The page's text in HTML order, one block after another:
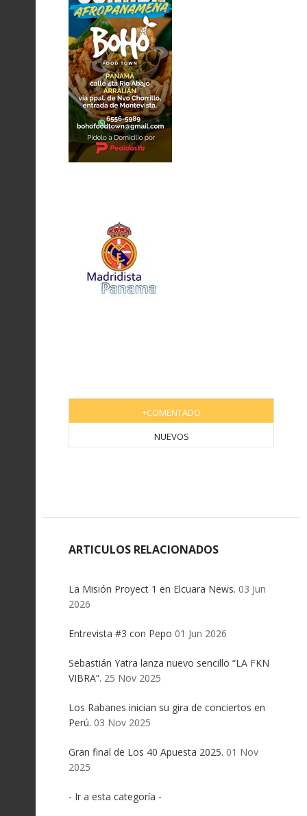
+COMENTADO
NUEVOS
ARTICULOS RELACIONADOS
La Misión Proyect 1 en Elcuara News. 03 Jun
2026
Entrevista #3 con Pepo 01 Jun 2026
Sebastián Yatra lanza nuevo sencillo “LA FKN
VIBRA”. 25 Nov 2025
Los Rabanes inician su gira de conciertos en
Perú. 03 Nov 2025
Gran final de Los 40 Apuesta 2025. 01 Nov
2025
- Ir a esta categoría -